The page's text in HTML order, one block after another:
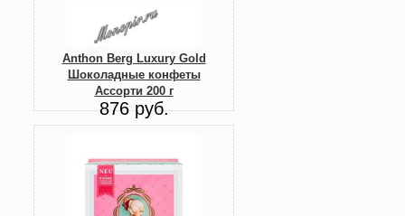
Anthon Berg Luxury Gold
Шоколадные конфеты
Ассорти 200 г
876 руб.